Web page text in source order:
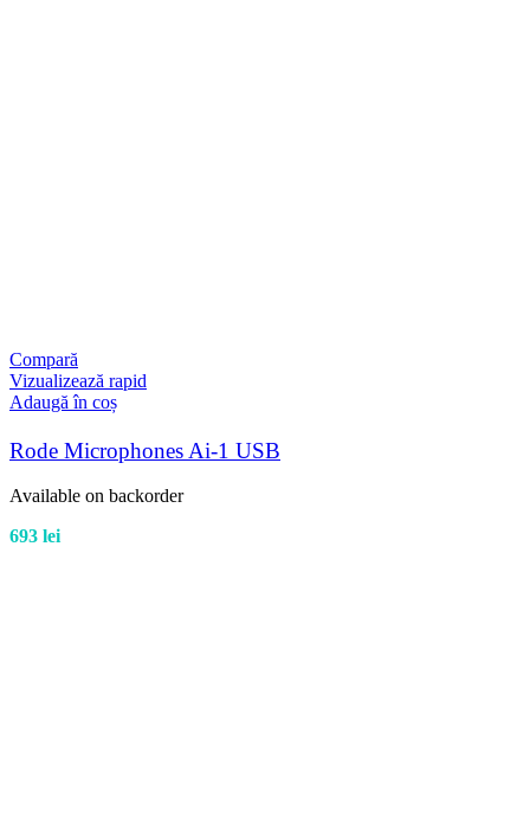
Compară
Vizualizează rapid
Adaugă în coș
Rode Microphones Ai-1 USB
Available on backorder
693 lei